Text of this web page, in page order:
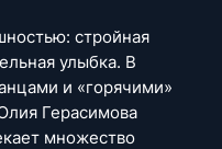
стройная
улыбка. В
и «горячими»
Герасимова
множество